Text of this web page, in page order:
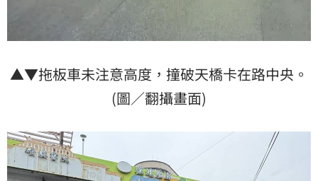
▲▼拖板車未注意高度，撞破天橋卡在路中央。
(圖／翻攝畫面)